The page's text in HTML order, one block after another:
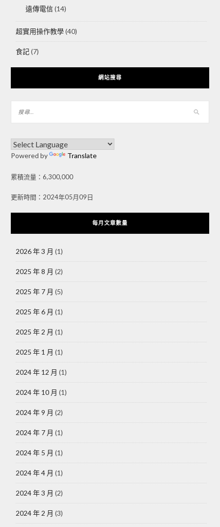
遠傳電信(14)
超實用操作教學(40)
食記(7)
網站搜尋
Powered by Translate
累積流量：6,300,000
更新時間：2024年05月09日
每月文章數量
2026 年 3 月 (1)
2025 年 8 月 (2)
2025 年 7 月 (5)
2025 年 6 月 (1)
2025 年 2 月 (1)
2025 年 1 月 (1)
2024 年 12 月 (1)
2024 年 10 月 (1)
2024 年 9 月 (2)
2024 年 7 月 (1)
2024 年 5 月 (1)
2024 年 4 月 (1)
2024 年 3 月 (2)
2024 年 2 月 (3)